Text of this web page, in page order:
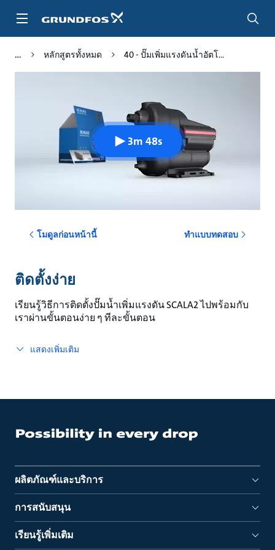
หลัก
หลักสูตรทั้งหมด 40 - ปั๊มเพิ่มแรงดันน้ำอัตโ...
3m 48s
โมดูลก่อนหน้านี้ ทำแบบทดสอบ
ติดตั้งง่าย
เรียนรู้วิธีการติดตั้งปั๊มน้ำเพิ่มแรงดัน SCALA2 ไปพร้อมกับ
เราผ่านขั้นตอนง่าย ๆ ทีละขั้นตอน
แสดงเพิ่มเติม
ผลิตภัณฑ์และบริการ
การสนับสนุน
เรียนรู้เพิ่มเติม